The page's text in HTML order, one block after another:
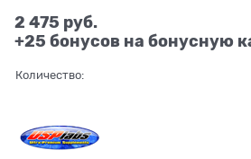
2 475 руб.
+25 бонусов на бонусную
Количество: